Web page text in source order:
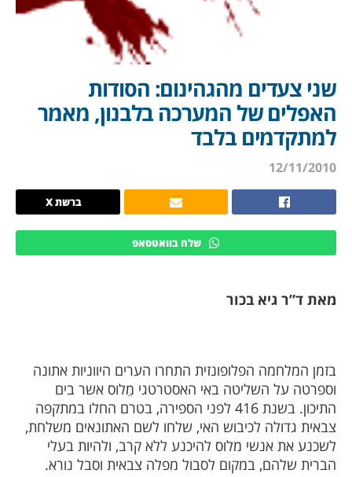
שני צעדים מהגהינום: הסודות
האפלים של המערכה בלבנון, מאמר
למתקדמים בלבד
12/11/2010
ברשת X
שלח בוואטסאפ
מאת ד”ר גיא בכור
בזמן המלחמה הפלופונזית התחרו הערים היווניות אתונה
וספרטה על השליטה באי האסטרטגי מֵלוס אשר בים
התיכון. בשנת 416 לפני הספירה, בטרם החלו במתקפה
צבאית גדולה לכיבוש האי, שלחו לשם האתונאים משלחת,
לשכנע את אנשי מלוס להיכנע ללא קרב, ולהיות בעלי
הברית שלהם, במקום לסבול מפלה צבאית וסבל נורא.